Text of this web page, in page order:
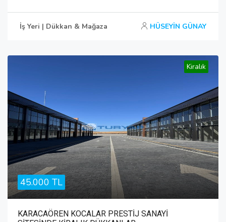
İş Yeri | Dükkan & Mağaza HÜSEYİN GÜNAY
Kiralık
45.000 TL
KARACAÖREN KOCALAR PRESTİJ SANAYİ